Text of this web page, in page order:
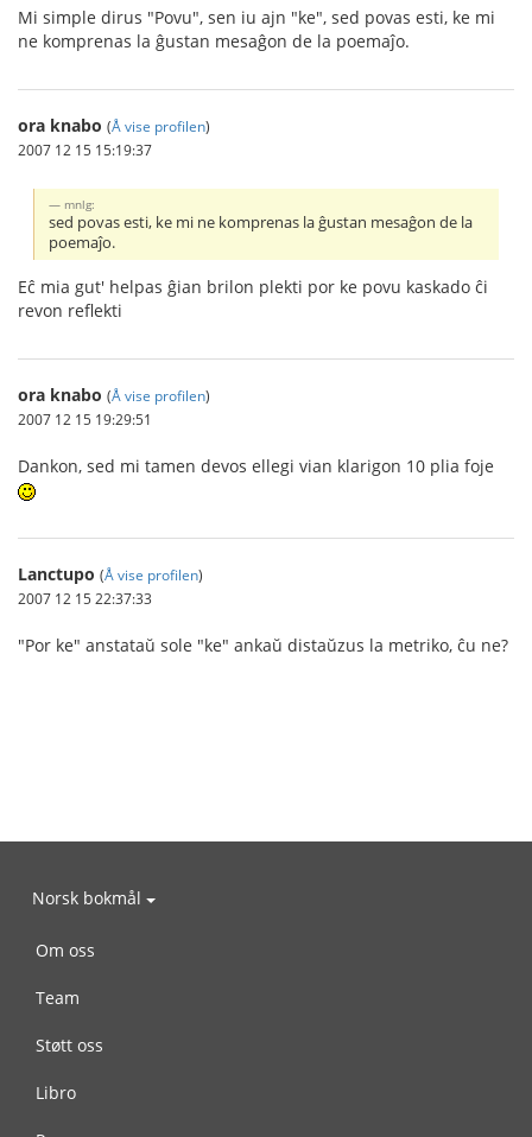
Mi simple dirus "Povu", sen iu ajn "ke", sed povas esti, ke mi
ne komprenas la ĝustan mesaĝon de la poemaĵo.
ora knabo (Å vise profilen)
2007 12 15 15:19:37
mnlg:
sed povas esti, ke mi ne komprenas la ĝustan mesaĝon de la
poemaĵo.
Eĉ mia gut' helpas ĝian brilon plekti por ke povu kaskado ĉi
revon reflekti
ora knabo (Å vise profilen)
2007 12 15 19:29:51
Dankon, sed mi tamen devos ellegi vian klarigon 10 plia foje
Lanctupo (Å vise profilen)
2007 12 15 22:37:33
"Por ke" anstataŭ sole "ke" ankaŭ distaŭzus la metriko, ĉu ne?
Norsk bokmål
Om oss
Team
Støtt oss
Libro